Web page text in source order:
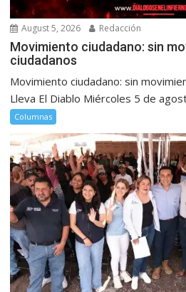
August 5, 2026 Redacción
Movimiento ciudadano: sin
ciudadanos
Movimiento ciudadano: sin
Lleva El Diablo Miércoles 5 de
Columnas